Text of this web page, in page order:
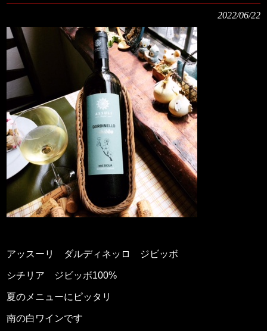
2022/06/22
アッスーリ ダルディネッロ ジビッボ
シチリア ジビッボ100%
夏のメニューにピッタリ
南の白ワインです